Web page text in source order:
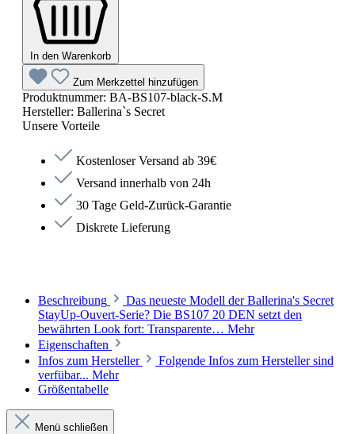
In den Warenkorb
Zum Merkzettel hinzufügen
Produktnummer: BA-BS107-black-S.M
Hersteller: Ballerina`s Secret
Unsere Vorteile
Kostenloser Versand ab 39€
Versand innerhalb von 24h
30 Tage Geld-Zurück-Garantie
Diskrete Lieferung
Beschreibung
Das neueste Modell der Ballerina's Secret
StayUp-Ouvert-Serie? Die BS107 20 DEN setzt den
bewährten Look fort: Transparente… Mehr
Eigenschaften
Infos zum Hersteller
Folgende Infos zum Hersteller sind
verfübar... Mehr
Größentabelle
Menü schließen